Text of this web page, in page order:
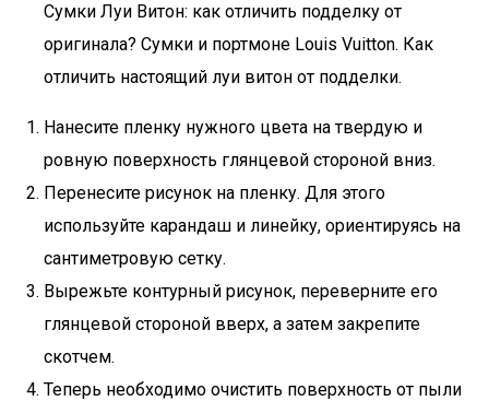
Сумки Луи Витон: как отличить подделку от
оригинала? Сумки и портмоне Louis Vuitton. Как
отличить настоящий луи витон от подделки.
Нанесите пленку нужного цвета на твердую и
ровную поверхность глянцевой стороной вниз.
Перенесите рисунок на пленку. Для этого
используйте карандаш и линейку, ориентируясь на
сантиметровую сетку.
Вырежьте контурный рисунок, переверните его
глянцевой стороной вверх, а затем закрепите
скотчем.
Теперь необходимо очистить поверхность от пыли